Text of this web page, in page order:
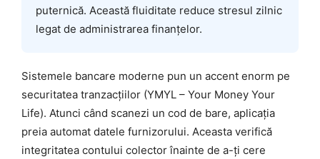
puternică. Această fluiditate reduce stresul zilnic
legat de administrarea finanțelor.
Sistemele bancare moderne pun un accent enorm pe
securitatea tranzacțiilor (YMYL – Your Money Your
Life). Atunci când scanezi un cod de bare, aplicația
preia automat datele furnizorului. Aceasta verifică
integritatea contului colector înainte de a-ți cere